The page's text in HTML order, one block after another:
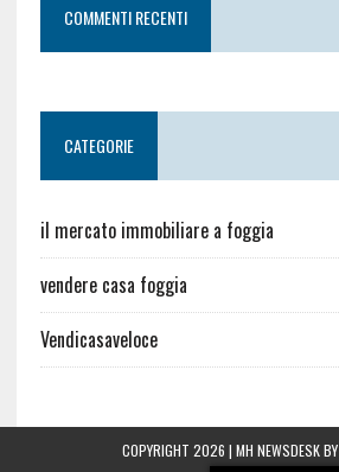
COMMENTI RECENTI
CATEGORIE
il mercato immobiliare a foggia
vendere casa foggia
Vendicasaveloce
COPYRIGHT 2026 | MH NEWSDESK BY